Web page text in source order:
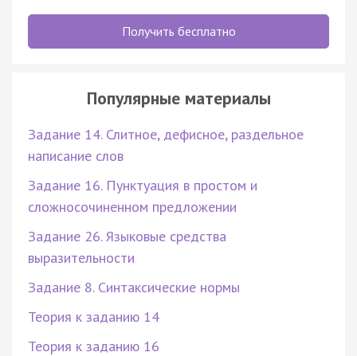
Получить бесплатно
Популярные материалы
Задание 14. Слитное, дефисное, раздельное
написание слов
Задание 16. Пунктуация в простом и
сложносочиненном предложении
Задание 26. Языковые средства
выразительности
Задание 8. Синтаксические нормы
Теория к заданию 14
Теория к заданию 16